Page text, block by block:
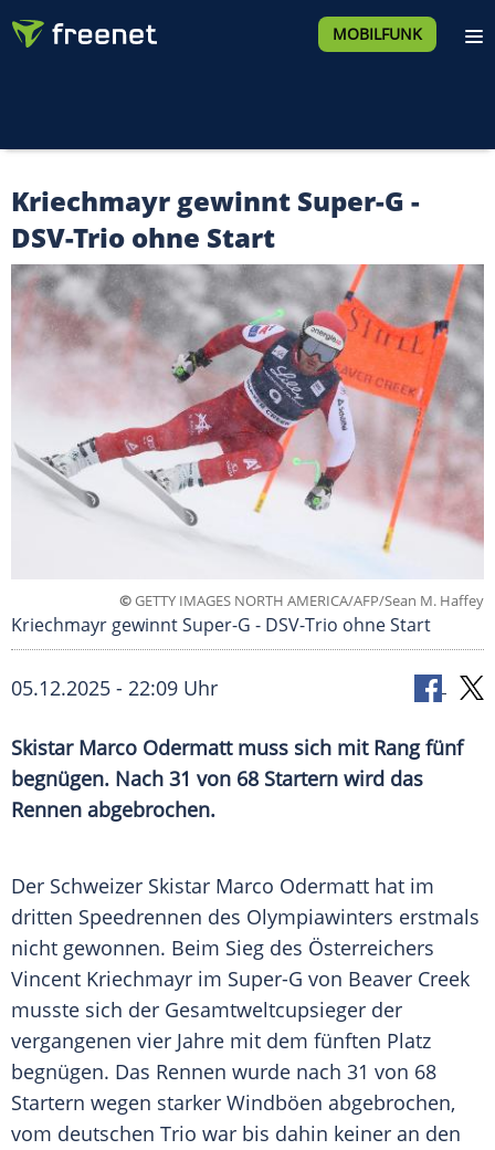
MOBILFUNK
Kriechmayr gewinnt Super-G -
DSV-Trio ohne Start
©GETTY IMAGES NORTH AMERICA/AFP/Sean M. Haffey
Kriechmayr gewinnt Super-G - DSV-Trio ohne Start
05.12.2025 - 22:09 Uhr
Skistar Marco Odermatt muss sich mit Rang fünf
begnügen. Nach 31 von 68 Startern wird das
Rennen abgebrochen.
Der Schweizer Skistar Marco Odermatt hat im
dritten Speedrennen des Olympiawinters erstmals
nicht gewonnen. Beim Sieg des Österreichers
Vincent Kriechmayr im Super-G von Beaver Creek
musste sich der Gesamtweltcupsieger der
vergangenen vier Jahre mit dem fünften Platz
begnügen. Das Rennen wurde nach 31 von 68
Startern wegen starker Windböen abgebrochen,
vom deutschen Trio war bis dahin keiner an den